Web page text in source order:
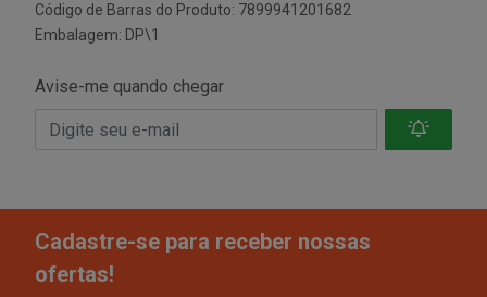
Código de Barras do Produto: 7899941201682
Embalagem: DP\1
Avise-me quando chegar
Cadastre-se para receber nossas
ofertas!